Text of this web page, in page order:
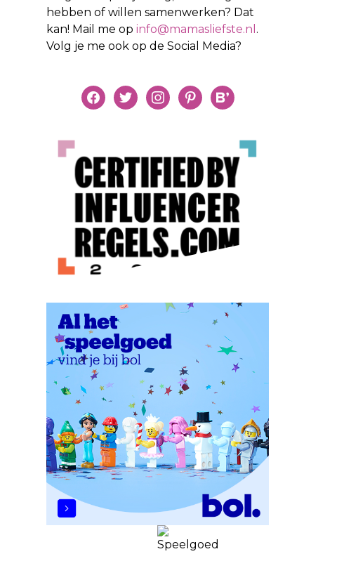
hebben of willen samenwerken? Dat
kan! Mail me op info@mamasliefste.nl .
Volg je me ook op de Social Media?
facebooktwitterinstagrampinterestbloglovin